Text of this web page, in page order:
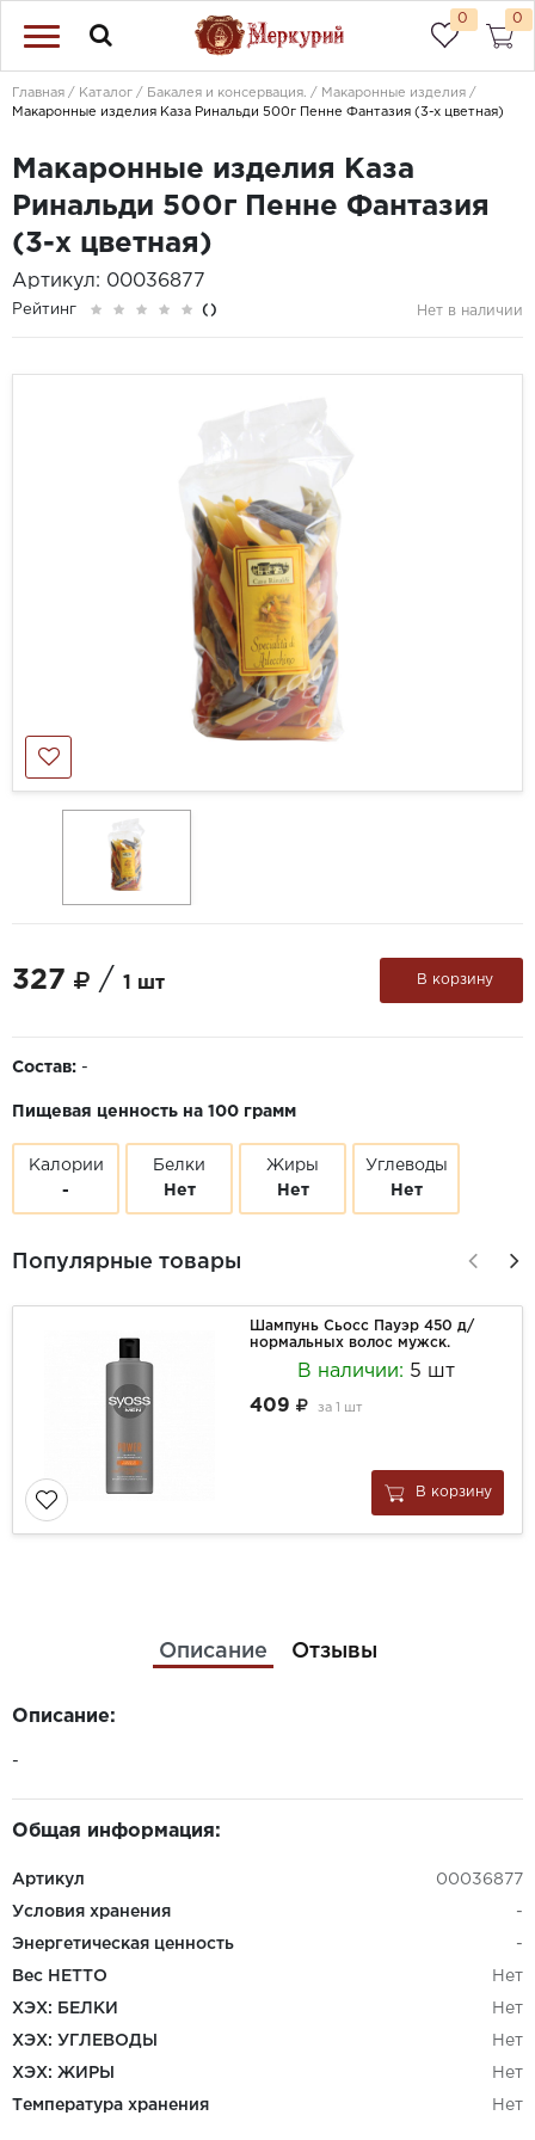
0 0
Главная Каталог Бакалея и консервация.
Макаронные изделия
Макаронные изделия Каза Ринальди 500г Пенне Фантазия (3-х цветная)
Макаронные изделия Каза
Ринальди 500г Пенне Фантазия
(3-х цветная)
Артикул: 00036877
Рейтинг () Нет в наличии
327 / 1 шт В корзину
Состав: -
Пищевая ценность на 100 грамм
Калории
-
Белки
Нет
Жиры
Нет
Углеводы
Нет
Популярные товары
Шампунь Сьосс Пауэр 450 д/
нормальных волос мужск.
В наличии: 5 шт
409
за 1 шт
В корзину
Описание Отзывы
Описание:
-
Общая информация:
Артикул 00036877
Условия хранения -
Энергетическая ценность -
Вес НЕТТО Нет
ХЭХ: БЕЛКИ Нет
ХЭХ: УГЛЕВОДЫ Нет
ХЭХ: ЖИРЫ Нет
Температура хранения Нет